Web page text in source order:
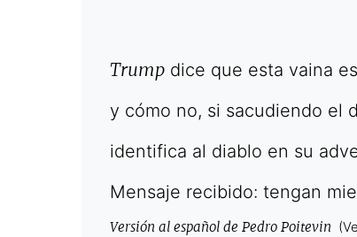
Trump dice que esta vaina
y cómo no, si sacudiendo el
identifica al diablo en su
Mensaje recibido: tengan
Versión al español de Pedro Poitevin